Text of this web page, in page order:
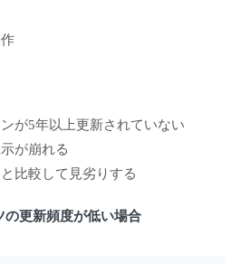
が5年以上更新されていない
が崩れる
比較して見劣りする
の更新頻度が低い場合